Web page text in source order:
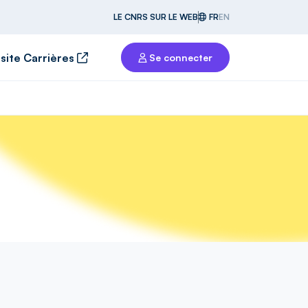
LE CNRS SUR LE WEB FREN
Carrières Se connecter